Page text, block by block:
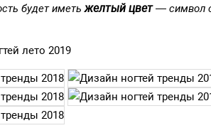
будет иметьжелтый цвет— символ
лето 2019